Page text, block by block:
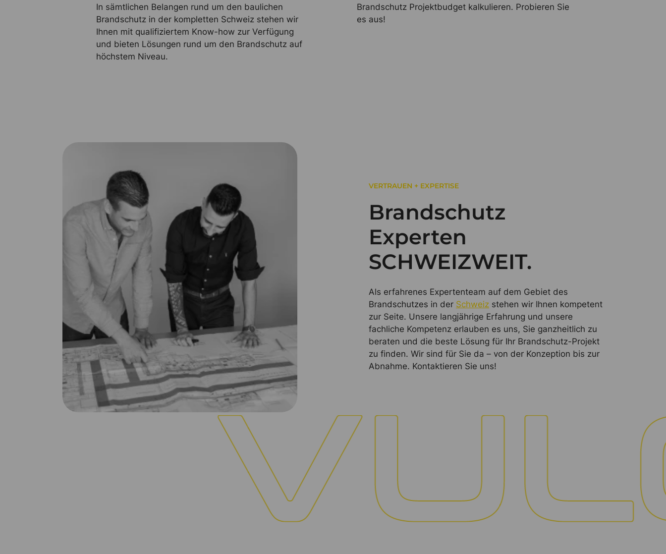
In sämtlichen Belangen rund um den baulichen
Brandschutz in der kompletten Schweiz stehen wir
Ihnen mit qualifiziertem Know-how zur Verfügung
und bieten Lösungen rund um den Brandschutz auf
höchstem Niveau.
Brandschutz Projektbudget kalkulieren. Probieren Sie
es aus!
VERTRAUEN + EXPERTISE
Brandschutz
Experten
SCHWEIZWEIT.
Als erfahrenes Expertenteam auf dem Gebiet des
Brandschutzes in der Schweiz stehen wir Ihnen kompetent
zur Seite. Unsere langjährige Erfahrung und unsere
fachliche Kompetenz erlauben es uns, Sie ganzheitlich zu
beraten und die beste Lösung für Ihr Brandschutz-Projekt
zu finden. Wir sind für Sie da – von der Konzeption bis zur
Abnahme. Kontaktieren Sie uns!